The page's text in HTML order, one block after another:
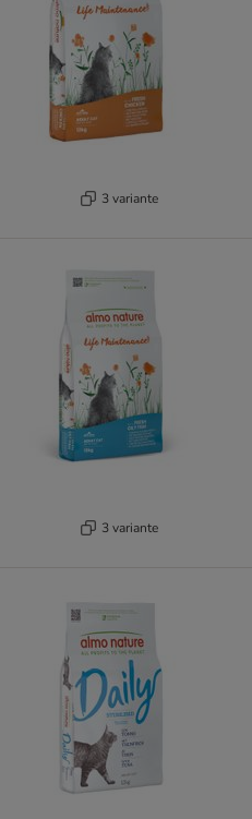
3 variante
3 variante